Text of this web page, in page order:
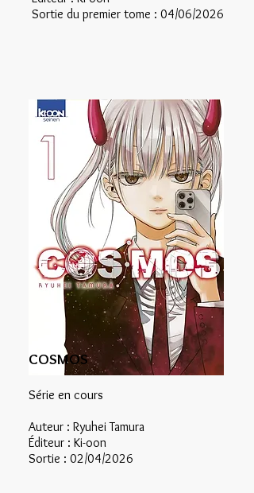
Sortie du premier tome : 04/06/2026
COSMOS
Série en cours
Auteur : Ryuhei Tamura
Éditeur : Ki-oon
Sortie : 02/04/2026